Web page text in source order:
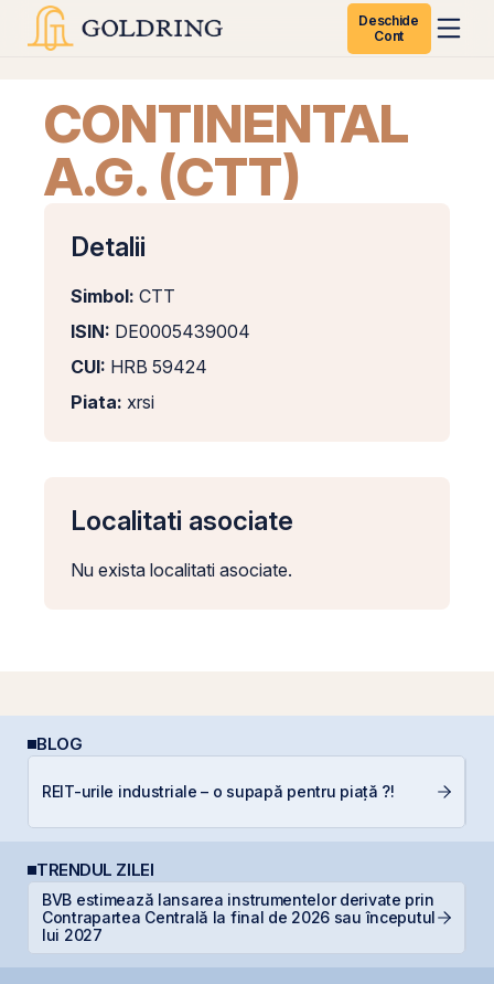
Deschide
Cont
CONTINENTAL
A.G. (CTT)
Detalii
Simbol: CTT
ISIN: DE0005439004
CUI: HRB 59424
Piata: xrsi
Localitati asociate
Nu exista localitati asociate.
BLOG
REIT-urile industriale – o supapă pentru piață ?!
TRENDUL ZILEI
BVB estimează lansarea instrumentelor derivate prin
Contrapartea Centrală la final de 2026 sau începutul
lui 2027